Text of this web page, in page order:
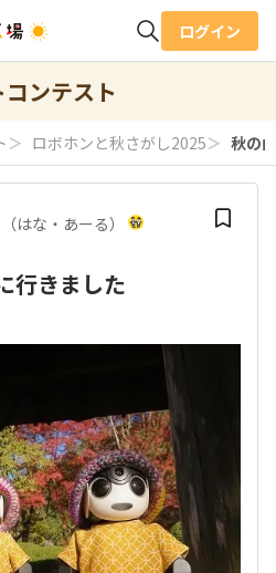
検索
ログイン
ンテスト
＞ ロボホンと秋さがし2025＞ 秋の
はな・あーる）
行きました